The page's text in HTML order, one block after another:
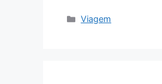
Categories
Viagem